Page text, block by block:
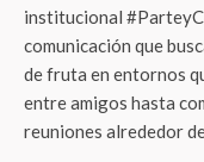
institucional
comunicación que
de fruta en entornos
entre amigos hasta
reuniones alrededor